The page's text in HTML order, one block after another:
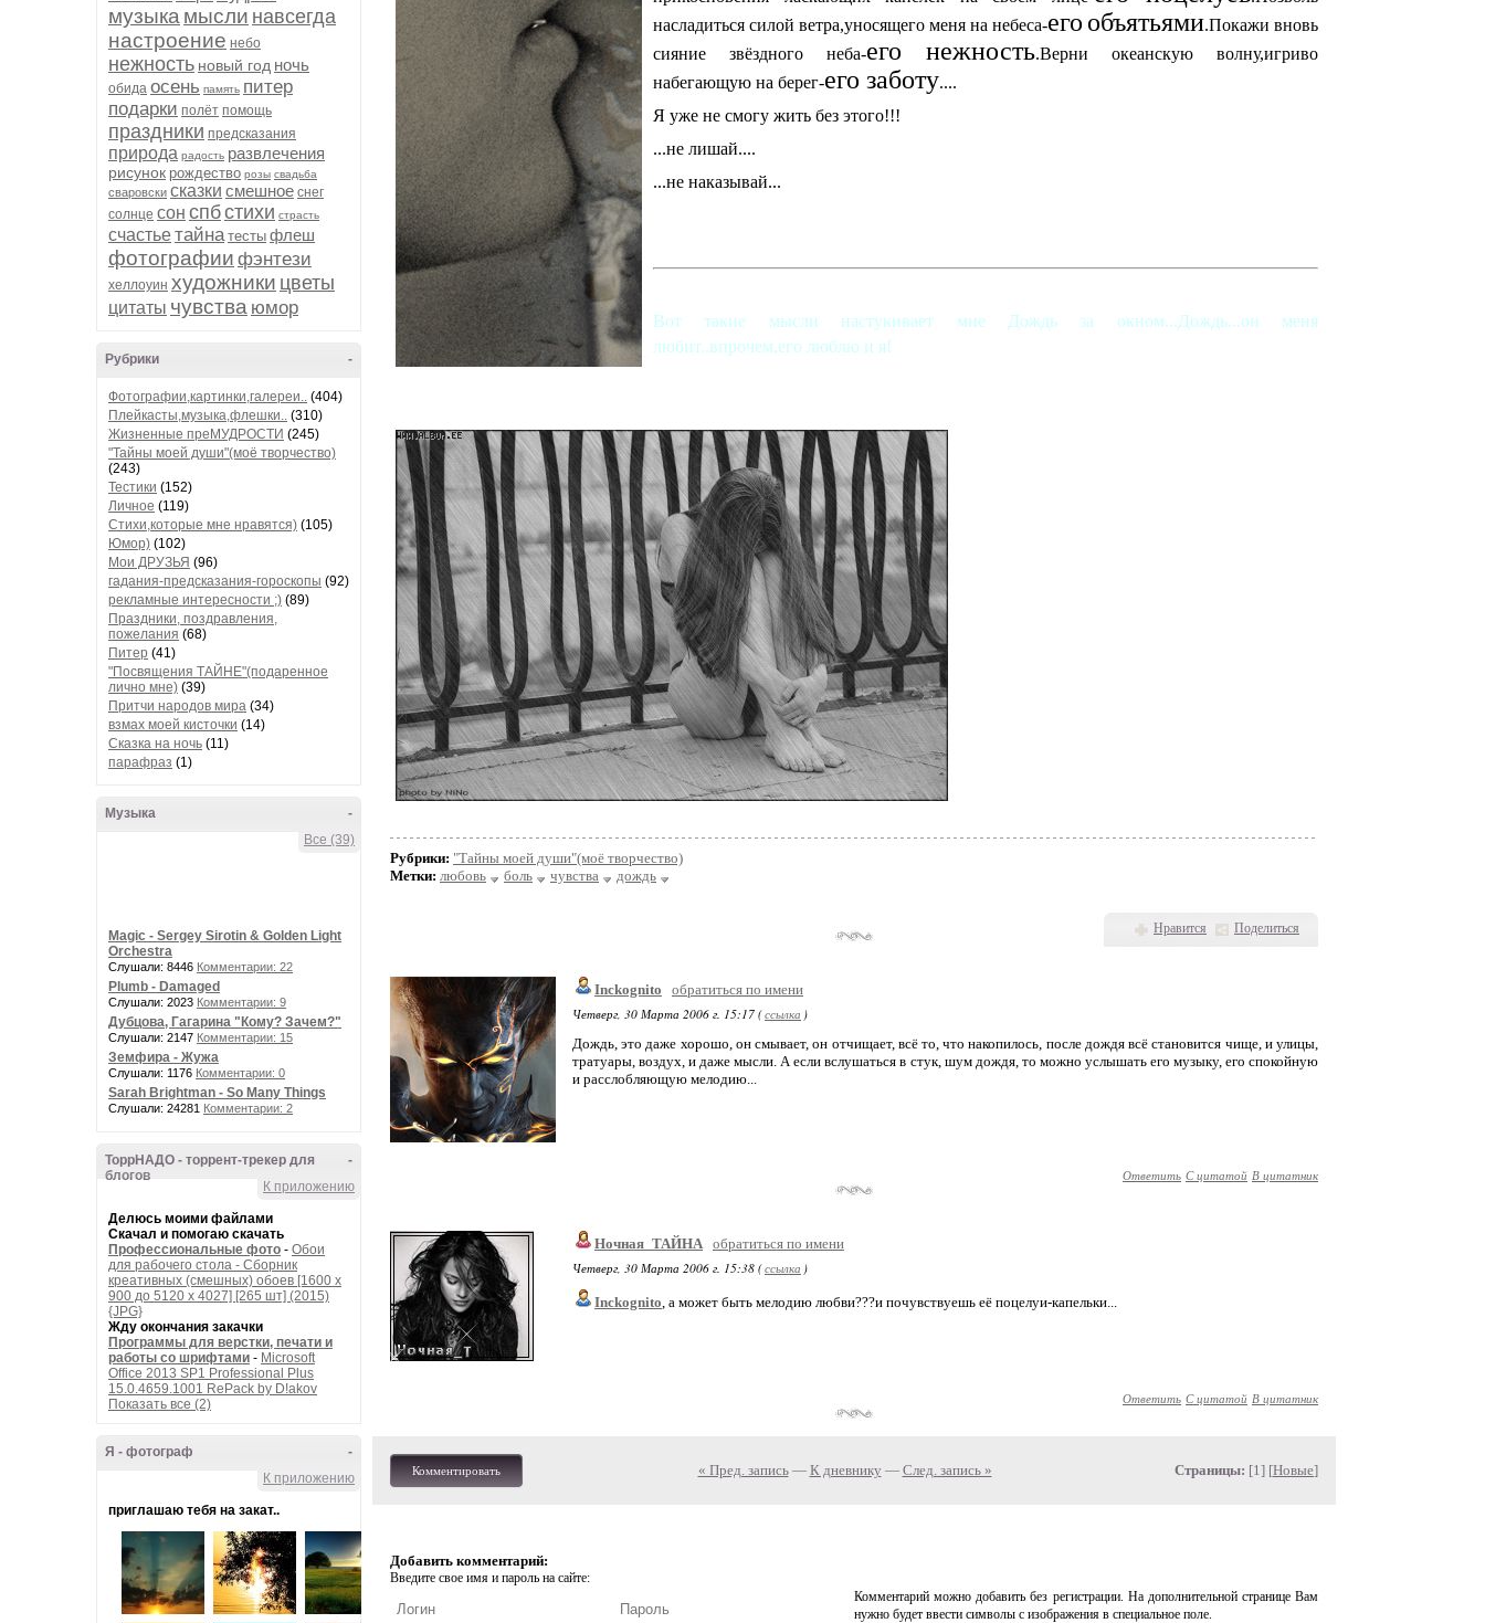
музыка мысли навсегда
настроение небо
нежность новый год ночь
обида осень память питер
подарки полёт помощь
праздники предсказания
природа радость развлечения
рисунок рождество розы свадьба
сваровски сказки смешное снег
солнце сон спбстихи страсть
счастьетайна тесты флеш
фотографии фэнтези
хеллоуин художники цветы
цитаты чувства юмор
-
Рубрики
Фотографии,картинки,галереи.. (404)
Плейкасты,музыка,флешки.. (310)
Жизненные преМУДРОСТИ (245)
"Тайны моей души"(моё творчество)
(243)
Тестики (152)
Личное (119)
Стихи,которые мне нравятся) (105)
Юмор) (102)
Мои ДРУЗЬЯ (96)
гадания-предсказания-гороскопы (92)
рекламные интересности ;) (89)
Праздники, поздравления,
пожелания (68)
Питер (41)
"Посвящения ТАЙНЕ"(подаренное
лично мне) (39)
Притчи народов мира (34)
взмах моей кисточки (14)
Сказка на ночь (11)
парафраз (1)
-
Музыка
Все (39)
Magic - Sergey Sirotin & Golden Light
Orchestra
Слушали: 8446 Комментарии: 22
Plumb - Damaged
Слушали: 2023 Комментарии: 9
Дубцова, Гагарина "Кому? Зачем?"
Слушали: 2147 Комментарии: 15
Земфира - Жужа
Слушали: 1176 Комментарии: 0
Sarah Brightman - So Many Things
Слушали: 24281 Комментарии: 2
-
ТоррНАДО - торрент-трекер для
блогов
К приложению
Делюсь моими файлами
Скачал и помогаю скачать
Профессиональные фото - Обои
для рабочего стола - Сборник
креативных (смешных) обоев [1600 x
900 до 5120 x 4027] [265 шт] (2015)
{JPG}
Жду окончания закачки
Программы для верстки, печати и
работы со шрифтами - Microsoft
Office 2013 SP1 Professional Plus
15.0.4659.1001 RePack by D!akov
Показать все (2)
-
Я - фотограф
К приложению
приглашаю тебя на закат..
насладиться силой ветра,уносящего меня на небеса-его объятьями.Покажи вновь
сияние звёздного неба-его нежность.Верни океанскую волну,игриво
набегающую на берег-его заботу....
Я уже не смогу жить без этого!!!
...не лишай....
...не наказывай...
Вот такие мысли настукивает мне Дождь за окном...Дождь...он меня
любит..впрочем,его люблю и я!
Рубрики: "Тайны моей души"(моё творчество)
Метки: любовь боль чувства дождь
Нравится Поделиться
Inckognito
обратиться по имени
Четверг, 30 Марта 2006 г. 15:17 (ссылка )
Дождь, это даже хорошо, он смывает, он отчищает, всё то, что накопилось, после дождя всё становится чище, и улицы,
тратуары, воздух, и даже мысли. А если вслушаться в стук, шум дождя, то можно услышать его музыку, его спокойную
и расслобляющую мелодию...
Ответить С цитатой В цитатник
Ночная_ТАЙНА обратиться по имени
Четверг, 30 Марта 2006 г. 15:38 (ссылка )
Inckognito , а может быть мелодию любви???и почувствуешь её поцелуи-капельки...
Ответить С цитатой В цитатник
Комментировать « Пред. запись— К дневнику — След. запись » Страницы: [1] [Новые]
Добавить комментарий:
Введите свое имя и пароль на сайте:
Комментарий можно добавить без регистрации. На дополнительной странице Вам
нужно будет ввести символы с изображения в специальное поле.